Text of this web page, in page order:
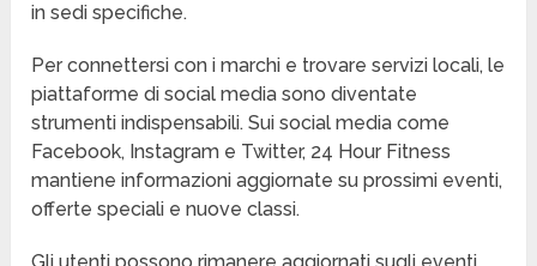
in sedi specifiche.
Per connettersi con i marchi e trovare servizi locali, le
piattaforme di social media sono diventate
strumenti indispensabili. Sui social media come
Facebook, Instagram e Twitter, 24 Hour Fitness
mantiene informazioni aggiornate su prossimi eventi,
offerte speciali e nuove classi.